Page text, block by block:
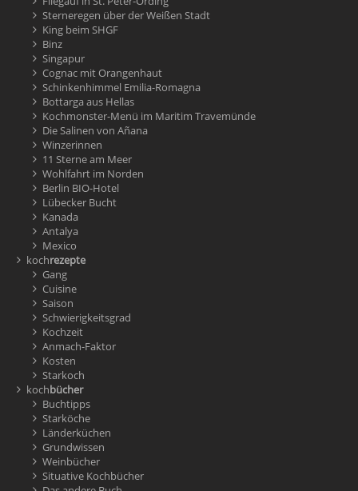
Sterneregen über der Weißen Stadt
King beim SHGF
Binz
Singapur
Cognac mit Orangenhaut
Schinkenhimmel Emilia-Romagna
Bottarga aus Hellas
Kochmonster-Menü im Maritim Travemünde
Die Salinen von Añana
Winzerinnen
11 Sterne am Meer
Wohlfahrt im Norden
Berlin BIO-Hotel
Lübecker Bucht
Kanada
Antalya
Mexico
kochrezepte
Gang
Cuisine
Saison
Schwierigkeitsgrad
Kochzeit
Anmach-Faktor
Kosten
Starkoch
kochbücher
Buchtipps
Starköche
Länderküchen
Grundwissen
Weinbücher
Situative Kochbücher